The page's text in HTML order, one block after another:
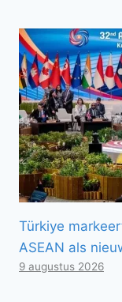
Türkiye
ASEAN als
9 augustus 2026